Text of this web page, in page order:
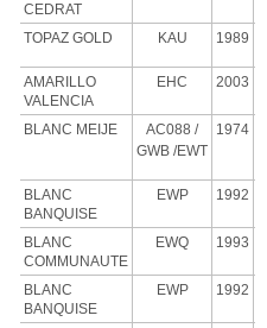
CEDRAT
TOPAZ GOLD KAU 1989
AMARILLO
VALENCIA
EHC 2003
BLANC MEIJE AC088 /
GWB /EWT
1974
BLANC
BANQUISE
EWP 1992
BLANC
COMMUNAUTE
EWQ 1993
BLANC
BANQUISE
EWP 1992